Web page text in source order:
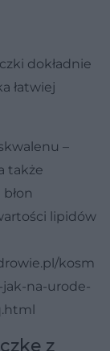
dokładnie
łatwiej
–
także
lipidów
kosm
na-urode-
z